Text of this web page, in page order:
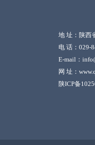
地 址：陕西
电 话：029-
E-mail：
网 址：
陕ICP备